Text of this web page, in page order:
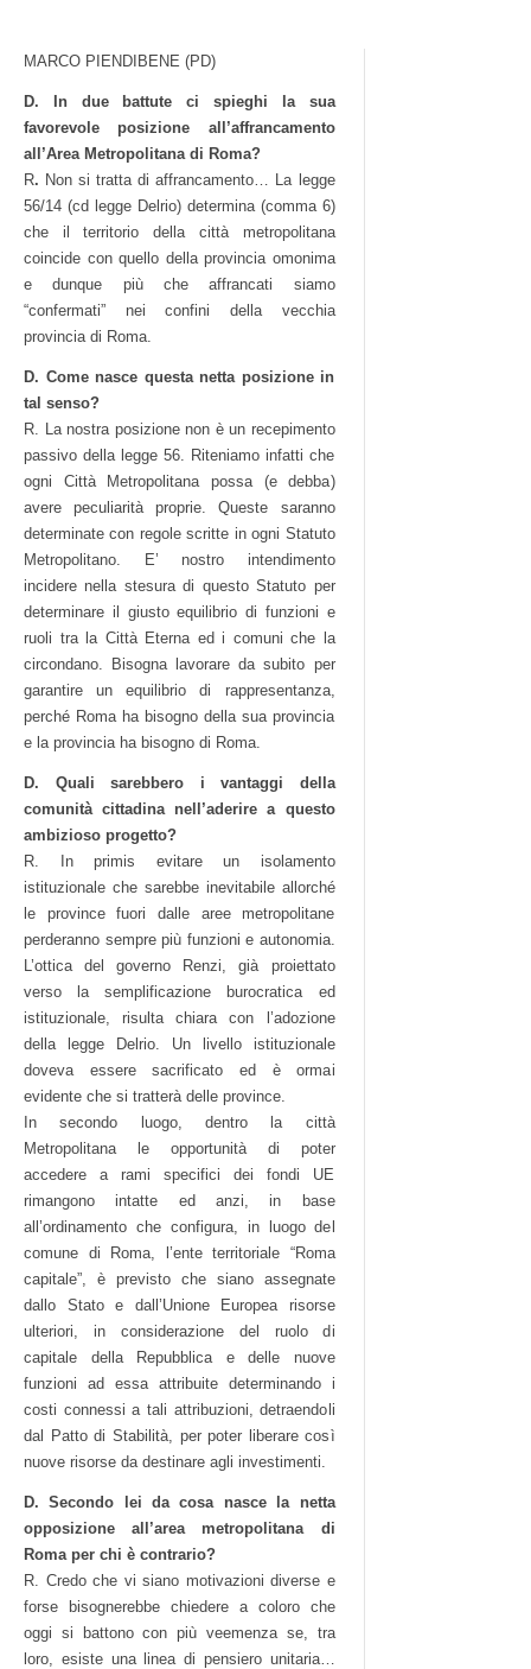
MARCO PIENDIBENE (PD)
D. In due battute ci spieghi la sua
favorevole posizione all’affrancamento
all’Area Metropolitana di Roma?
R. Non si tratta di affrancamento… La legge
56/14 (cd legge Delrio) determina (comma 6)
che il territorio della città metropolitana
coincide con quello della provincia omonima
e dunque più che affrancati siamo
“confermati” nei confini della vecchia
provincia di Roma.
D. Come nasce questa netta posizione in
tal senso?
R. La nostra posizione non è un recepimento
passivo della legge 56. Riteniamo infatti che
ogni Città Metropolitana possa (e debba)
avere peculiarità proprie. Queste saranno
determinate con regole scritte in ogni Statuto
Metropolitano. E’ nostro intendimento
incidere nella stesura di questo Statuto per
determinare il giusto equilibrio di funzioni e
ruoli tra la Città Eterna ed i comuni che la
circondano. Bisogna lavorare da subito per
garantire un equilibrio di rappresentanza,
perché Roma ha bisogno della sua provincia
e la provincia ha bisogno di Roma.
D. Quali sarebbero i vantaggi della
comunità cittadina nell’aderire a questo
ambizioso progetto?
R. In primis evitare un isolamento
istituzionale che sarebbe inevitabile allorché
le province fuori dalle aree metropolitane
perderanno sempre più funzioni e autonomia.
L’ottica del governo Renzi, già proiettato
verso la semplificazione burocratica ed
istituzionale, risulta chiara con l’adozione
della legge Delrio. Un livello istituzionale
doveva essere sacrificato ed è ormai
evidente che si tratterà delle province.
In secondo luogo, dentro la città
Metropolitana le opportunità di poter
accedere a rami specifici dei fondi UE
rimangono intatte ed anzi, in base
all’ordinamento che configura, in luogo del
comune di Roma, l’ente territoriale “Roma
capitale”, è previsto che siano assegnate
dallo Stato e dall’Unione Europea risorse
ulteriori, in considerazione del ruolo di
capitale della Repubblica e delle nuove
funzioni ad essa attribuite determinando i
costi connessi a tali attribuzioni, detraendoli
dal Patto di Stabilità, per poter liberare così
nuove risorse da destinare agli investimenti.
D. Secondo lei da cosa nasce la netta
opposizione all’area metropolitana di
Roma per chi è contrario?
R. Credo che vi siano motivazioni diverse e
forse bisognerebbe chiedere a coloro che
oggi si battono con più veemenza se, tra
loro, esiste una linea di pensiero unitaria…